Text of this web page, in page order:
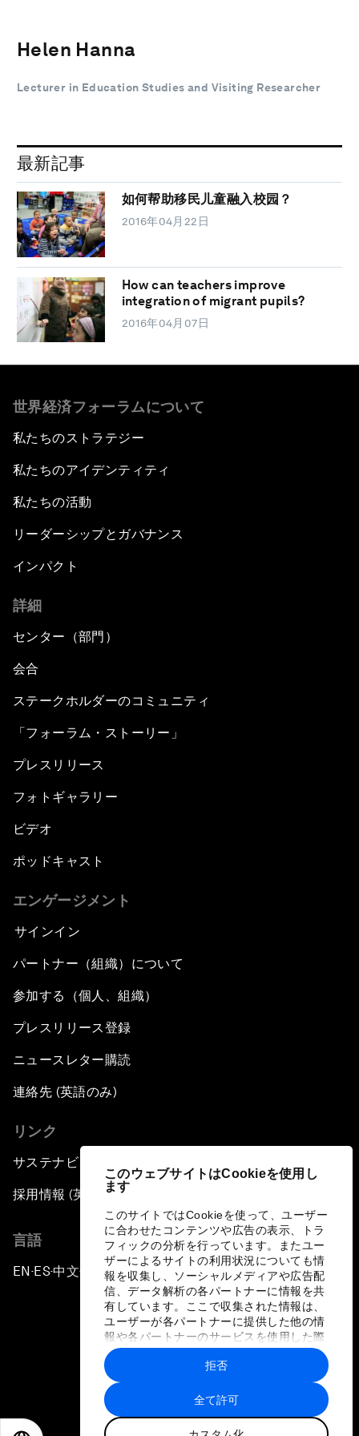
このウェブサイトはCookieを使用し
ます
このサイトではCookieを使って、ユーザー
に合わせたコンテンツや広告の表示、トラ
フィックの分析を行っています。またユー
ザーによるサイトの利用状況についても情
報を収集し、ソーシャルメディアや広告配
信、データ解析の各パートナーに情報を共
有しています。ここで収集された情報は、
ユーザーが各パートナーに提供した他の情
報や各パートナーのサービスを使用した際
に収集された情報と組み合わされ、各パー
トナーによって使用されることがありま
す。
全て許可
拒否
Helen Hanna
Lecturer in Education Studies and Visiting Researcher
最新記事
如何帮助移民儿童融入校园？
2016年04月22日
How can teachers improve
integration of migrant pupils?
2016年04月07日
世界経済フォーラムについて
私たちのストラテジー
私たちのアイデンティティ
私たちの活動
リーダーシップとガバナンス
インパクト
詳細
センター（部門）
会合
ステークホルダーのコミュニティ
「フォーラム・ストーリー」
プレスリリース
フォトギャラリー
ビデオ
ポッドキャスト
エンゲージメント
サインイン
パートナー（組織）について
参加する（個人、組織）
プレスリリース登録
ニュースレター購読
連絡先 (英語のみ)
リンク
サステナビリティへの取り組み
採用情報 (英語のみ)
言語
EN ▪ES▪中文▪ 日本語
プライバシーポリシーと利用規約
サイトマップ